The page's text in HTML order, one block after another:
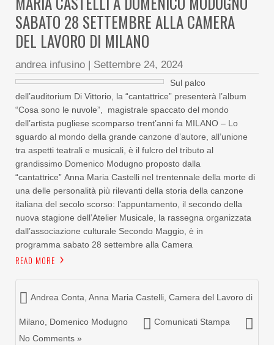
SABATO 28 SETTEMBRE ALLA CAMERA
DEL LAVORO DI MILANO
andrea infusino | Settembre 24, 2024
Sul palco
dell’auditorium Di Vittorio, la “cantattrice” presenterà l’album
“Cosa sono le nuvole”, magistrale spaccato del mondo
dell’artista pugliese scomparso trent’anni fa MILANO – Lo
sguardo al mondo della grande canzone d’autore, all’unione
tra aspetti teatrali e musicali, è il fulcro del tributo al
grandissimo Domenico Modugno proposto dalla
“cantattrice” Anna Maria Castelli nel trentennale della morte di
una delle personalità più rilevanti della storia della canzone
italiana del secolo scorso: l’appuntamento, il secondo della
nuova stagione dell’Atelier Musicale, la rassegna organizzata
dall’associazione culturale Secondo Maggio, è in
programma sabato 28 settembre alla Camera
READ MORE
Andrea Conta Anna Maria Castelli Camera del Lavoro di
Milano Domenico Modugno
Comunicati Stampa
No Comments »